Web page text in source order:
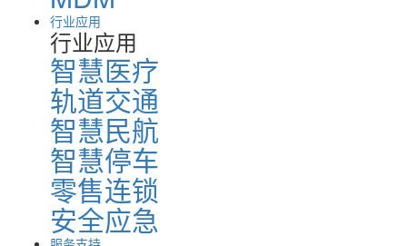
行业应用
行业应用
智慧医疗
轨道交通
智慧民航
智慧停车
零售连锁
安全应急